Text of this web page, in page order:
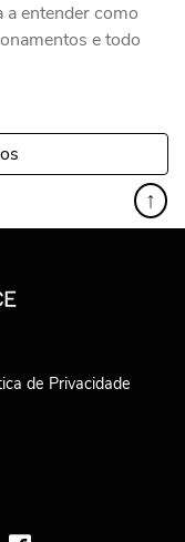
a entender como
e todo
↑
de Privacidade